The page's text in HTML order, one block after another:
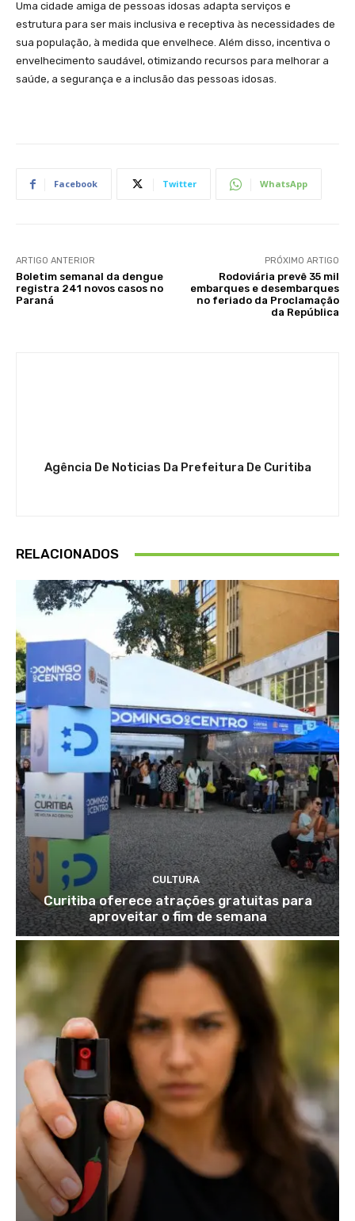
Uma cidade amiga de pessoas idosas adapta serviços e
estrutura para ser mais inclusiva e receptiva às necessidades de
sua população, à medida que envelhece. Além disso, incentiva o
envelhecimento saudável, otimizando recursos para melhorar a
saúde, a segurança e a inclusão das pessoas idosas.
Facebook Twitter WhatsApp
ARTIGO ANTERIOR
Boletim semanal da dengue
registra 241 novos casos no
Paraná
PRÓXIMO ARTIGO
Rodoviária prevê 35 mil
embarques e desembarques
no feriado da Proclamação
da República
Agência De Noticias Da Prefeitura De Curitiba
RELACIONADOS
CULTURA
Curitiba oferece atrações gratuitas para
aproveitar o fim de semana